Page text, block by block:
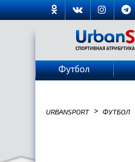
Футбол
URBANSPORT > ФУТБОЛ